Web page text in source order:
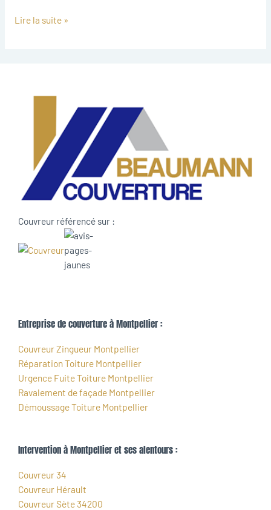
Lire la suite »
Couvreur référencé sur :
Entreprise de couverture à Montpellier :
Couvreur Zingueur Montpellier
Réparation Toiture Montpellier
Urgence Fuite Toiture Montpellier
Ravalement de façade Montpellier
Démoussage Toiture Montpellier
Intervention à Montpellier et ses alentours :
Couvreur 34
Couvreur Hérault
Couvreur Sète 34200